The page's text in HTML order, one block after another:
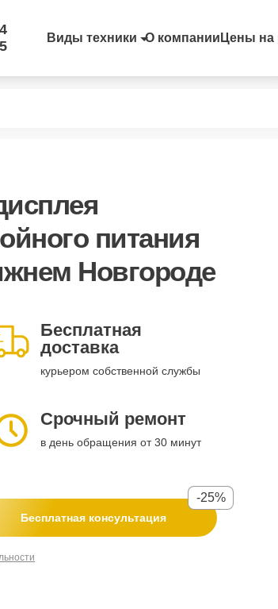
Виды техники О компании Цены на
питания
Новгороде
Бесплатная
доставка
курьером собственной службы
Срочный ремонт
в день обращения от 30 минут
Бесплатная консультация
-25%